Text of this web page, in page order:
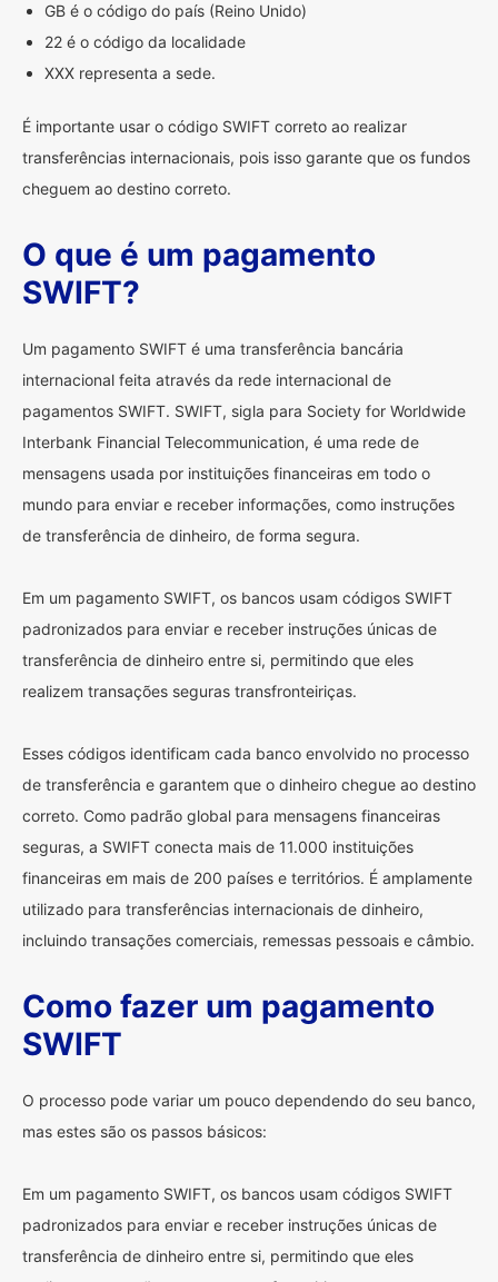
GB é o código do país (Reino Unido)
22 é o código da localidade
XXX representa a sede.
É importante usar o código SWIFT correto ao realizar
transferências internacionais, pois isso garante que os fundos
cheguem ao destino correto.
O que é um pagamento
SWIFT?
Um pagamento SWIFT é uma transferência bancária
internacional feita através da rede internacional de
pagamentos SWIFT. SWIFT, sigla para Society for Worldwide
Interbank Financial Telecommunication, é uma rede de
mensagens usada por instituições financeiras em todo o
mundo para enviar e receber informações, como instruções
de transferência de dinheiro, de forma segura.
Em um pagamento SWIFT, os bancos usam códigos SWIFT
padronizados para enviar e receber instruções únicas de
transferência de dinheiro entre si, permitindo que eles
realizem transações seguras transfronteiriças.
Esses códigos identificam cada banco envolvido no processo
de transferência e garantem que o dinheiro chegue ao destino
correto. Como padrão global para mensagens financeiras
seguras, a SWIFT conecta mais de 11.000 instituições
financeiras em mais de 200 países e territórios. É amplamente
utilizado para transferências internacionais de dinheiro,
incluindo transações comerciais, remessas pessoais e câmbio.
Como fazer um pagamento
SWIFT
O processo pode variar um pouco dependendo do seu banco,
mas estes são os passos básicos:
Em um pagamento SWIFT, os bancos usam códigos SWIFT
padronizados para enviar e receber instruções únicas de
transferência de dinheiro entre si, permitindo que eles